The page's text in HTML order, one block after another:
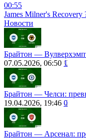
00:55
James Milner's Recovery
Новости
Брайтон ―
07.05.2026, 06:50 1
Брайтон — Челси:
19.04.2026, 19:46 0
Брайтон ― Арсенал: